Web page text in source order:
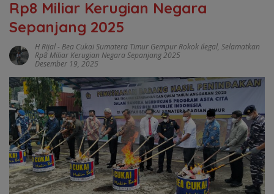
Rp8 Miliar Kerugian Negara
Sepanjang 2025
H Rijal- Bea Cukai Sumatera Timur Gempur Rokok Ilegal, Selamatkan
Rp8 Miliar Kerugian Negara Sepanjang 2025
Desember 19, 2025